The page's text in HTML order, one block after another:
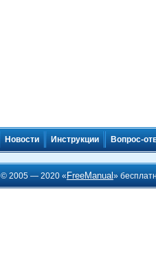
Новости Инструкции Вопрос-
© 2005 — 2020 « FreeManual»